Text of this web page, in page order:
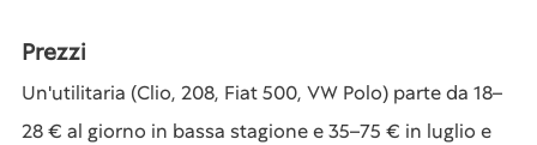
Prezzi
Un'utilitaria (Clio, 208, Fiat 500, VW Polo) parte da 18–
28 € al giorno in bassa stagione e 35–75 € in luglio e